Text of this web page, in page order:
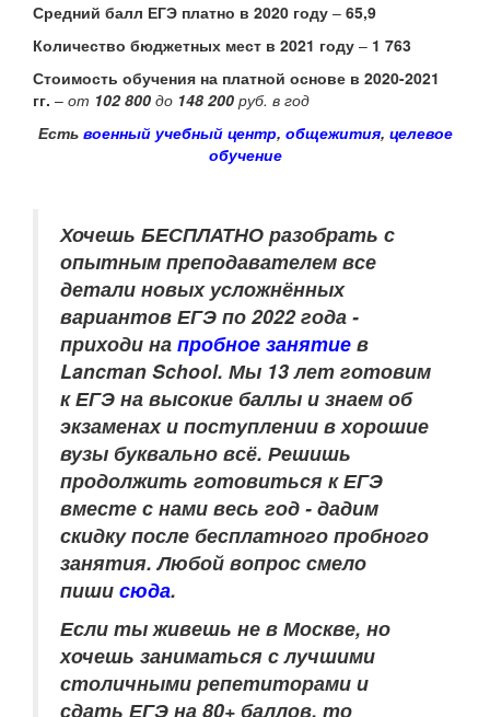
Средний балл ЕГЭ платно в 2020 году – 65,9
Количество бюджетных мест в 2021 году – 1 763
Стоимость обучения на платной основе в 2020-2021
гг. – от 102 800 до 148 200 руб. в год
Есть военный учебный центр, общежития, целевое
обучение
Хочешь БЕСПЛАТНО разобрать с
опытным преподавателем все
детали новых усложнённых
вариантов ЕГЭ по 2022 года -
приходи на пробное занятие в
Lancman School. Мы 13 лет готовим
к ЕГЭ на высокие баллы и знаем об
экзаменах и поступлении в хорошие
вузы буквально всё. Решишь
продолжить готовиться к ЕГЭ
вместе с нами весь год - дадим
скидку после бесплатного пробного
занятия. Любой вопрос смело
пиши сюда.
Если ты живешь не в Москве, но
хочешь заниматься с лучшими
столичными репетиторами и
сдать ЕГЭ на 80+ баллов, то